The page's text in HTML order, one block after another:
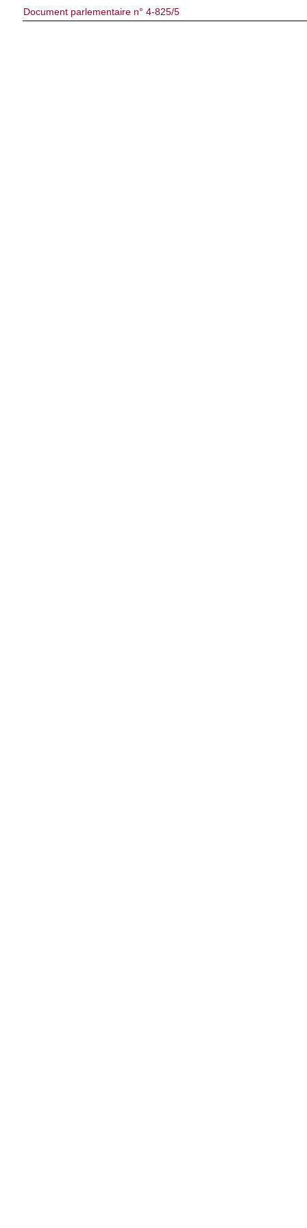
Document parlementaire n° 4-825/5